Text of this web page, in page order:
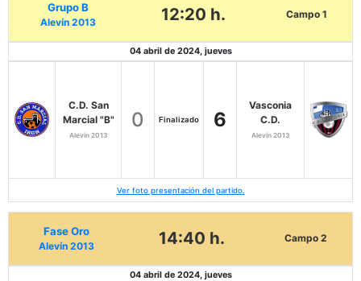
Grupo B
Alevín 2013 12:20 h. Campo 1
04 abril de 2024, jueves
C.D. San
Marcial "B"
Alevín 2013
0 Finalizado 6
Vasconia
C.D.
Alevín 2013
Ver foto presentación del partido.
Fase Oro
Alevín 2013 14:40 h. Campo 2
04 abril de 2024, jueves